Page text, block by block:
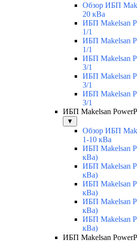
Обзор ИБП
20 кВа
ИБП Makelsan
1/1
ИБП Makelsan
1/1
ИБП Makelsan
3/1
ИБП Makelsan
3/1
ИБП Makelsan
3/1
ИБП Makelsan
▼
Обзор ИБП
1-10 кВа
ИБП Makelsan
кВа)
ИБП Makelsan
кВа)
ИБП Makelsan
кВа)
ИБП Makelsan
кВа)
ИБП Makelsan
кВа)
ИБП Makelsan